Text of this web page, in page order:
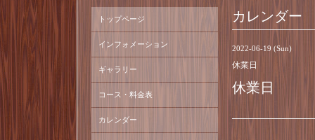
カレンダー
2022-06-19 (Sun)
休業日
休業日
トップページ
インフォメーション
ギャラリー
コース・料金表
カレンダー